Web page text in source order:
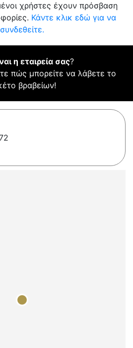
χρήστες έχουν πρόσβαση
Κάντε κλικ εδώ για να
συνδεθείτε.
η εταιρεία σας?
πώς μπορείτε να λάβετε το
βραβείων!